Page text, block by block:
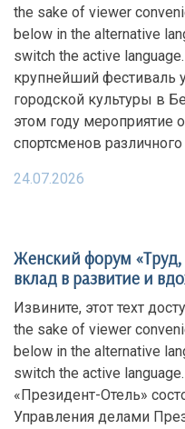
the sake of viewer
below in the alternative
switch the active
крупнейший фестиваль
городской культуры в
этом году мероприятие
спортсменов различного
24.07.2026
Женский форум
вклад в развитие и
Извините, этот техт
the sake of viewer
below in the alternative
switch the active
«Президент-Отель»
Управления делами